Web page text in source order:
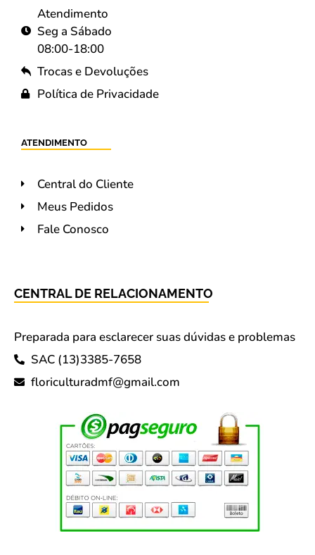
Atendimento
Seg a Sábado
08:00-18:00
Trocas e Devoluções
Política de Privacidade
ATENDIMENTO
Central do Cliente
Meus Pedidos
Fale Conosco
CENTRAL DE RELACIONAMENTO
Preparada para esclarecer suas dúvidas e problemas
SAC (13)3385-7658
floriculturadmf@gmail.com